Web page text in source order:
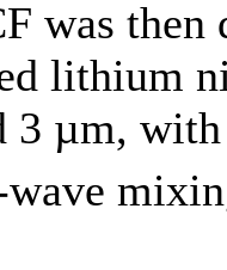
was
lithium
3 µm,
wave